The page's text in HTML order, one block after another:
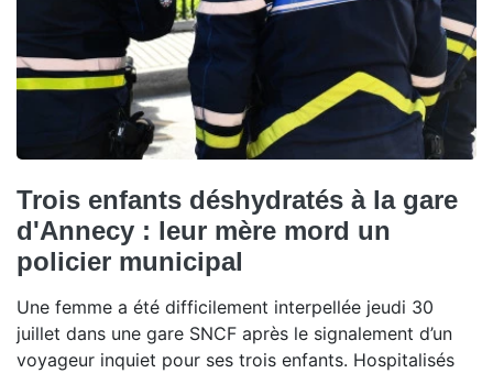
Trois enfants déshydratés à la gare
d'Annecy : leur mère mord un
policier municipal
Une femme a été difficilement interpellée jeudi 30
juillet dans une gare SNCF après le signalement d’un
voyageur inquiet pour ses trois enfants. Hospitalisés